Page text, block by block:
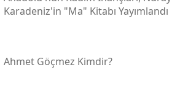
Karadeniz'in "ma" Kitabı Yayımlandı
Ahmet Göçmez Kimdir?